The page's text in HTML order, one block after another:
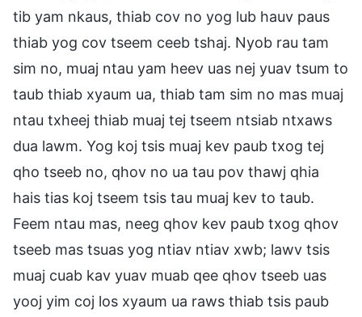
tib yam nkaus, thiab cov no yog lub hauv paus
thiab yog cov tseem ceeb tshaj. Nyob rau tam
sim no, muaj ntau yam heev uas nej yuav tsum to
taub thiab xyaum ua, thiab tam sim no mas muaj
ntau txheej thiab muaj tej tseem ntsiab ntxaws
dua lawm. Yog koj tsis muaj kev paub txog tej
qho tseeb no, qhov no ua tau pov thawj qhia
hais tias koj tseem tsis tau muaj kev to taub.
Feem ntau mas, neeg qhov kev paub txog qhov
tseeb mas tsuas yog ntiav ntiav xwb; lawv tsis
muaj cuab kav yuav muab qee qhov tseeb uas
yooj yim coj los xyaum ua raws thiab tsis paub